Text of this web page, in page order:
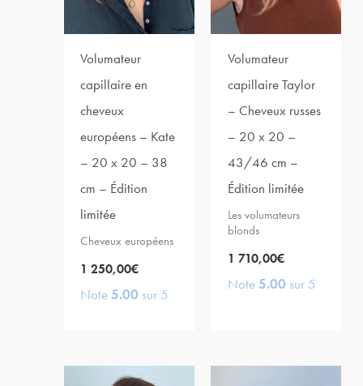
Volumateur
capillaire en
cheveux
européens – Kate
– 20 x 20 – 38
cm – Édition
limitée
Cheveux européens
1 250,00€
Note5.00 sur 5
Volumateur
capillaire Taylor
– Cheveux russes
– 20 x 20 –
43/46 cm –
Édition limitée
Les volumateurs
blonds
1 710,00€
Note5.00 sur 5